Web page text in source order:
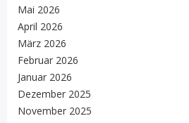
Mai 2026
April 2026
März 2026
Februar 2026
Januar 2026
Dezember 2025
November 2025